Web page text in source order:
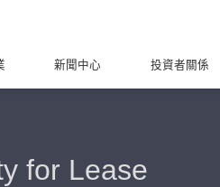
新聞中心 投資者關係
for Lease